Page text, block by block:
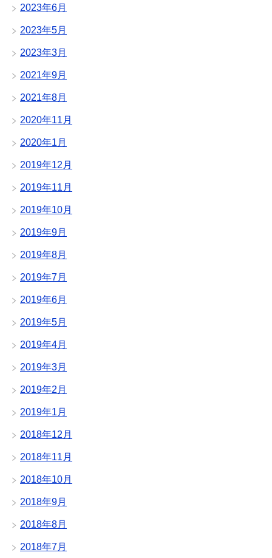
2023年6月
2023年5月
2023年3月
2021年9月
2021年8月
2020年11月
2020年1月
2019年12月
2019年11月
2019年10月
2019年9月
2019年8月
2019年7月
2019年6月
2019年5月
2019年4月
2019年3月
2019年2月
2019年1月
2018年12月
2018年11月
2018年10月
2018年9月
2018年8月
2018年7月